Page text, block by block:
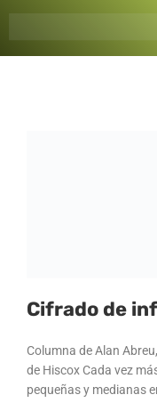
Cifrado de
Columna de Alan
de Hiscox Cada vez
pequeñas y medianas